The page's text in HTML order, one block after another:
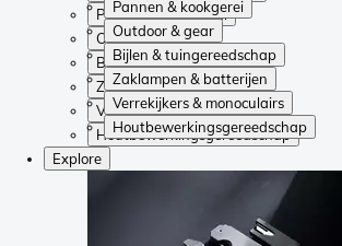
Pannen & kookgerei
Outdoor & gear
Bijlen & tuingereedschap
Zaklampen & batterijen
Verrekijkers & monoculairs
Houtbewerkingsgereedschap
Pannen & kookgerei
Outdoor & gear
Bijlen & tuingereedschap
Zaklampen & batterijen
Verrekijkers & monoculairs
Houtbewerkingsgereedschap
Explore